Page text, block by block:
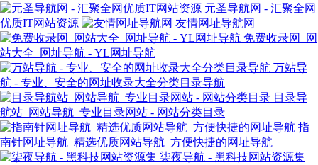
元圣导航网 - 汇聚全网
优质IT网站资源
友情网址导航网
免费收录网_网
站大全_网址导航 - YL网址导航
万站导
航 - 专业、安全的网址收录大全分类目录导航
目录导
航站_网站导航_专业目录网站 - 网站分类目录
指
南针网址导航_精选优质网站导航_方便快捷的网址导航
柒夜导航 - 黑科技网站资源集